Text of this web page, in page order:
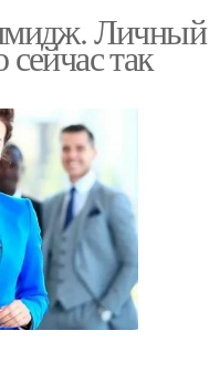
Личный
так